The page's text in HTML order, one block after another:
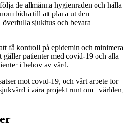
de allmänna hygienråden och hålla
bidra till att plana ut den
sjukhus och bevara
få kontroll på epidemin och minimera
gäller patienter med covid-19 och alla
i behov av vård.
mot covid-19, och vårt arbete för
i våra projekt runt om i världen,